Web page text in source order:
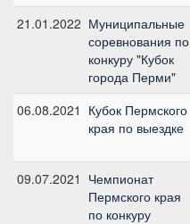
21.01.2022 Муниципальные
соревнования по
конкуру "Кубок
города Перми"
06.08.2021 Кубок Пермского
края по выездке
09.07.2021 Чемпионат
Пермского края
по конкуру